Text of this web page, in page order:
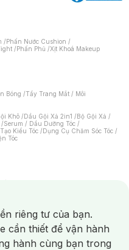
/Phấn Nước Cushion /
/Phấn Phủ /Xịt Khoá Makeup
Bóng /Tẩy Trang Mắt / Môi
Khô /Dầu Gội Xả 2in1 /Bộ Gội Xả /
/Serum / Dầu Dưỡng Tóc /
Kiểu Tóc /Dụng Cụ Chăm Sóc Tóc /
Tóc
Nạ Xông Hơi /Nước Rửa Tay/
/Bàn Chải Điện/
Nước/ Nước Súc Miệng/
Vệ Sinh/Dưỡng Vùng Kín/
/Bọt Cạo Râu /Dao Cạo Râu/
riêng tư của bạn.
cần thiết để vận hành
hành cùng bạn trong